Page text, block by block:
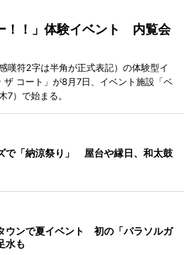
！！」体験イベント 内覧会
嘆符2字は半角が正式表記）の体験型イ
コート」が8月7日、イベント施設「ベ
7）で始まる。
で「納涼祭り」 屋台や縁日、和太鼓
ウンで夏イベント 初の「パラソルガ
水も